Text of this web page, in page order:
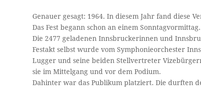
Genauer gesagt: 1964. In diesem Jahr fand diese
Das Fest begann schon an einem Sonntagvormittag.
Die 2477 geladenen Innsbruckerinnen und
Festakt selbst wurde vom Symphonieorchester
Lugger und seine beiden Stellvertreter
sie im Mittelgang und vor dem Podium.
Dahinter war das Publikum platziert. Die durften